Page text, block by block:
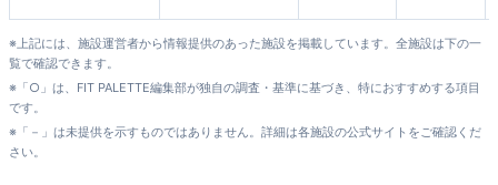
※上記には、施設運営者から情報提供のあった施設を掲載しています。全施設は下の一
覧で確認できます。
※「○」は、FIT PALETTE編集部が独自の調査・基準に基づき、特におすすめする項目
です。
※「－」は未提供を示すものではありません。詳細は各施設の公式サイトをご確認くだ
さい。